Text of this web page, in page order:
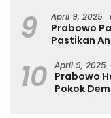
9 April 9, 2025
Prabowo
Pastikan
10 April 9, 2025
Prabowo
Pokok